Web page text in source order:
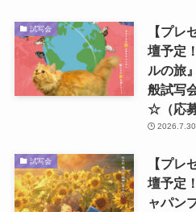
試写会
【プレ
壇予定
ルの旅
般試写
☆（応
2026.7.30
試写会
【プレ
壇予定
ャパン